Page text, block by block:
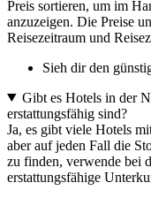
Preis sortieren, um im
anzuzeigen. Die Preise
Reisezeitraum und
Sieh dir den
Gibt es Hotels in der
erstattungsfähig sind?
Ja, es gibt viele Hotels
aber auf jeden Fall die
zu finden, verwende bei
erstattungsfähige